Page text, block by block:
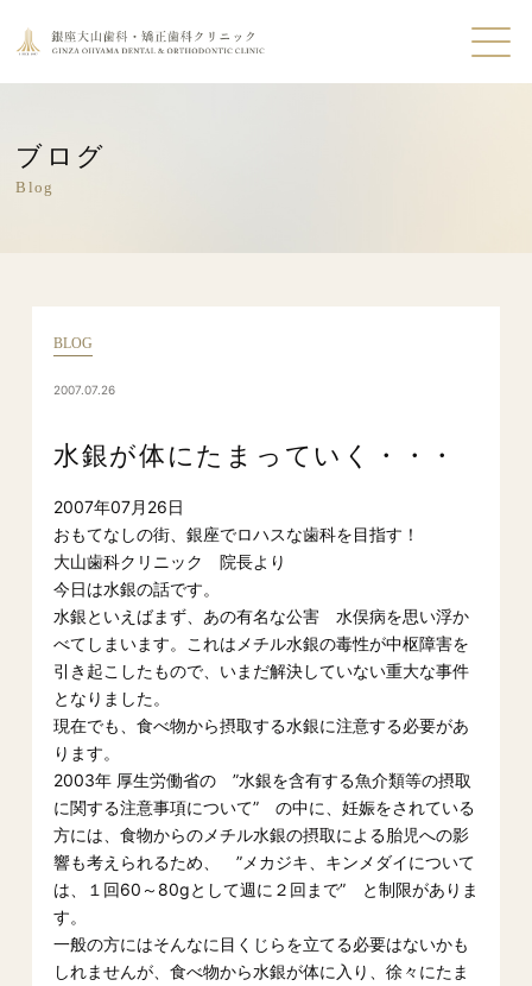
ブログ
Blog
BLOG
2007.07.26
水銀が体にたまっていく・・・
2007年07月26日
おもてなしの街、銀座でロハスな歯科を目指す！
大山歯科クリニック 院長より
今日は水銀の話です。
水銀といえばまず、あの有名な公害 水俣病を思い浮か
べてしまいます。これはメチル水銀の毒性が中枢障害を
引き起こしたもので、いまだ解決していない重大な事件
となりました。
現在でも、食べ物から摂取する水銀に注意する必要があ
ります。
2003年 厚生労働省の ”水銀を含有する魚介類等の摂取
に関する注意事項について” の中に、妊娠をされている
方には、食物からのメチル水銀の摂取による胎児への影
響も考えられるため、 ”メカジキ、キンメダイについて
は、１回60～80gとして週に２回まで” と制限がありま
す。
一般の方にはそんなに目くじらを立てる必要はないかも
しれませんが、食べ物から水銀が体に入り、徐々にたま